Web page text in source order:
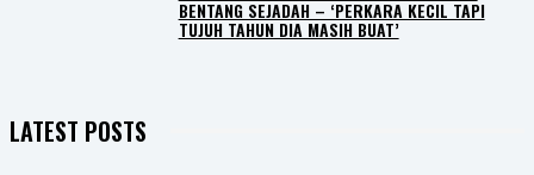
BENTANG SEJADAH – ‘PERKARA KECIL TAPI
TUJUH TAHUN DIA MASIH BUAT’
LATEST POSTS